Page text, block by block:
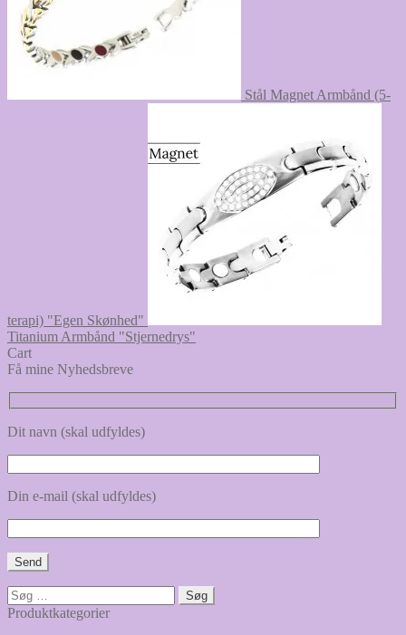
Stål Magnet Armbånd (5-
terapi) "Egen Skønhed"
Titanium Armbånd "Stjernedrys"
Cart
Få mine Nyhedsbreve
Dit navn (skal udfyldes)
Din e-mail (skal udfyldes)
Søg
efter:
Produktkategorier